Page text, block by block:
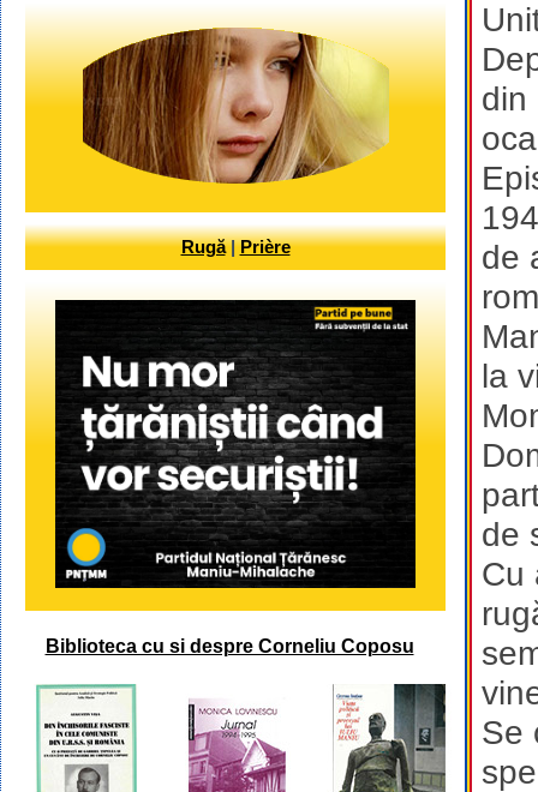
din
de
la
de
Cu
Se
Rugă|Prière
Biblioteca cu si despre Corneliu Coposu